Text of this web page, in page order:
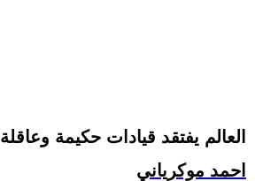
العالم يفتقد قيادات حكيمة وعاقلة
احمد موكرياني